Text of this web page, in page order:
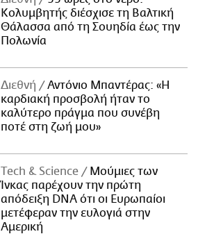
Κολυμβητής διέσχισε τη Βαλτική
Θάλασσα από τη Σουηδία έως την
Πολωνία
Διεθνή
Αντόνιο Μπαντέρας: «Η
καρδιακή προσβολή ήταν το
καλύτερο πράγμα που συνέβη
ποτέ στη ζωή μου»
Τech & Science
Μούμιες των
Ίνκας παρέχουν την πρώτη
απόδειξη DNA ότι οι Ευρωπαίοι
μετέφεραν την ευλογιά στην
Αμερική